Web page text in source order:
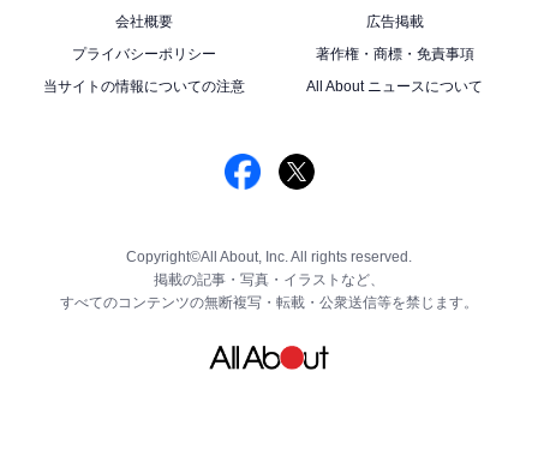
会社概要
広告掲載
プライバシーポリシー
著作権・商標・免責事項
当サイトの情報についての注意
All About ニュースについて
Copyright©All About, Inc. All rights reserved.
掲載の記事・写真・イラストなど、
すべてのコンテンツの無断複写・転載・公衆送信等を禁じます。